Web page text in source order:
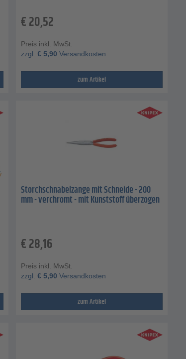
€20,52
Preis inkl. MwSt.
zzgl. € 5,90 Versandkosten
zum Artikel
Storchschnabelzange mit Schneide - 200
mm - verchromt - mit Kunststoff überzogen
€28,16
Preis inkl. MwSt.
zzgl. € 5,90 Versandkosten
zum Artikel